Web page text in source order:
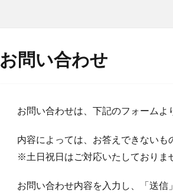
お問い合わせ
お問い合わせは、下記のフォームよ
内容によっては、お答えできないも
※土日祝日はご対応いたしておりま
お問い合わせ内容を入力し、「送信